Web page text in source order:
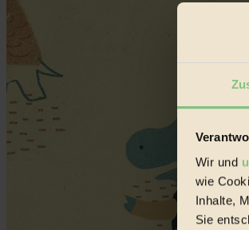
Wir und
wie
Inhalte,
Sie